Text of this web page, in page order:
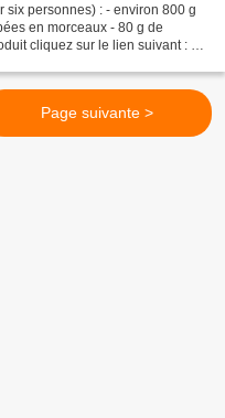
six personnes) : - environ 800 g
en morceaux - 80 g de
cliquez sur le lien suivant : Le
Page suivante >